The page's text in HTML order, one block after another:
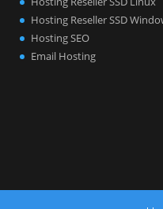
Hosting Reseller SSD
Hosting SEO
Email Hosting